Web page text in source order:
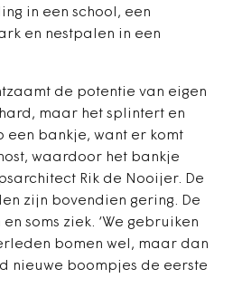
in een school, een
en nestpalen in een
de potentie van eigen
maar het splintert en
een bankje, want er komt
waardoor het bankje
Rik de Nooijer. De
zijn bovendien gering. De
soms ziek. ‘We gebruiken
bomen wel, maar dan
nieuwe boompjes de eerste